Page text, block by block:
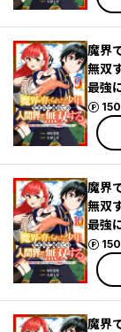
魔界
無双
最強
150
ポイント
魔界
無双
最強
150
ポイント
魔界